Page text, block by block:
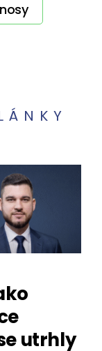
utrhly